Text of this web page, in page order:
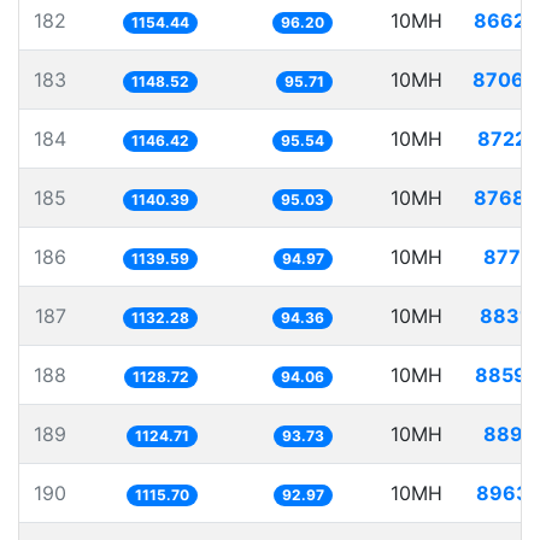
182 1154.44 96.20 10MH
183 1148.52 95.71 10MH
184 1146.42 95.54 10MH
185 1140.39 95.03 10MH
186 1139.59 94.97 10MH
187 1132.28 94.36 10MH
188 1128.72 94.06 10MH
189 1124.71 93.73 10MH
190 1115.70 92.97 10MH